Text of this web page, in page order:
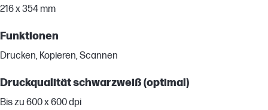
216 x 354 mm
Funktionen
Drucken, Kopieren, Scannen
Druckqualität schwarzweiß (optimal)
Bis zu 600 x 600 dpi